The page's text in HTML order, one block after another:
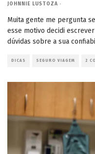
JOHNNIE LUSTOZA ·
Muita gente me pergunta
esse motivo decidi
dúvidas sobre a sua
DICAS SEGURO VIAGEM 2